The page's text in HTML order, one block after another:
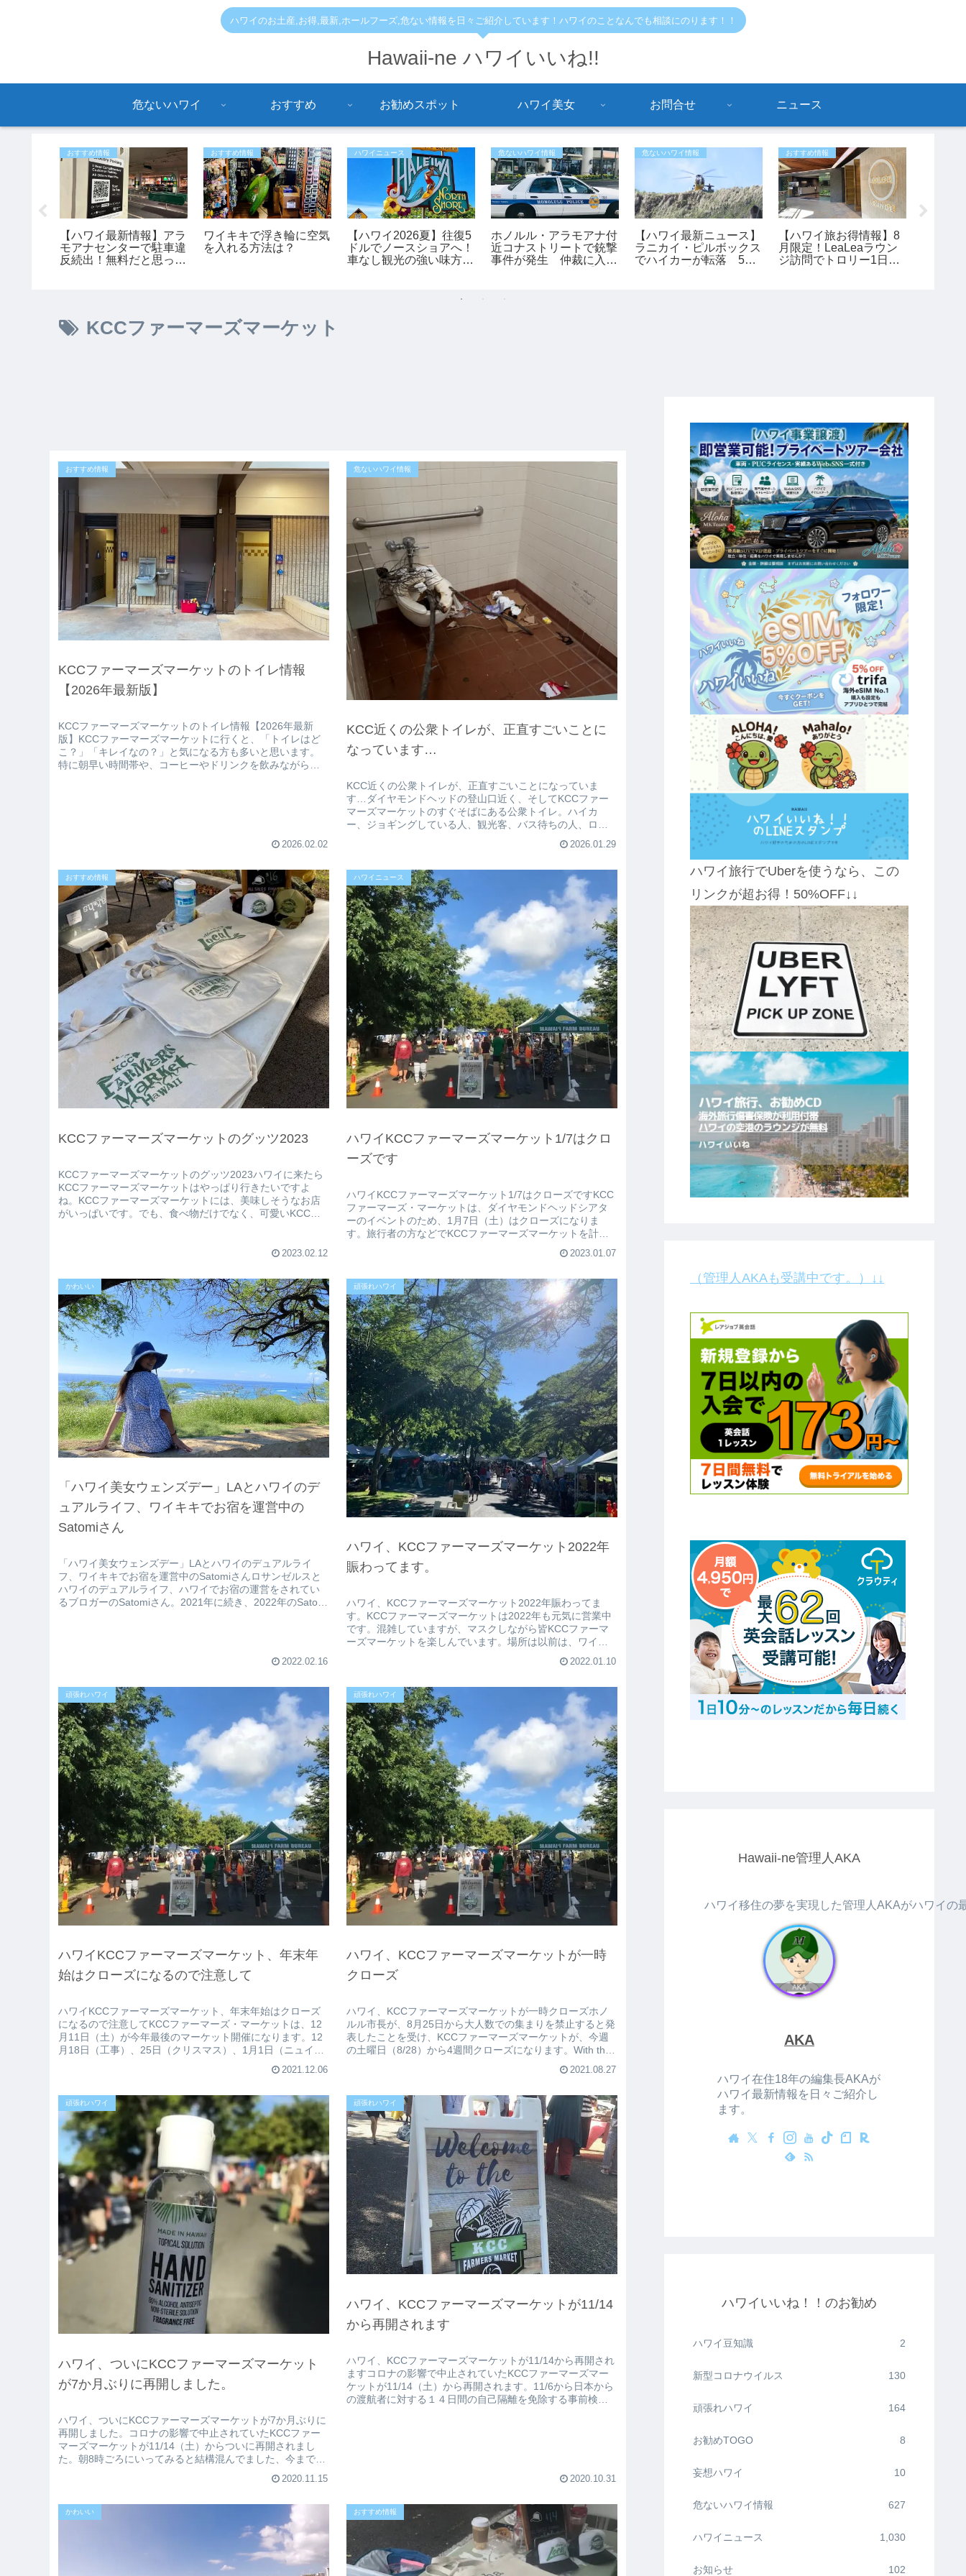
ハワイのお土産,お得,最新,ホールフーズ,危ない情報を日々ご紹介しています！ハワイのことなんでも相談にのります！！
Hawaii-ne ハワイいいね!!
危ないハワイ おすすめ お勧めスポット ハワイ美女 お問合せ ニュース
おすすめ情報
【ハワイ最新情報】アラ
モアナセンターで駐車違
反続出！無料だと思って
おすすめ情報
ワイキキで浮き輪に空気
を入れる方法は？
ハワイニュース
【ハワイ2026夏】往復5
ドルでノースショアへ！
車なし観光の強い味方
危ないハワイ情報
ホノルル・アラモアナ付
近コナストリートで銃撃
事件が発生 仲裁に入っ
危ないハワイ情報
【ハワイ最新ニュース】
ラニカイ・ピルボックス
でハイカーが転落 53
おすすめ情報
【ハワイ旅お得情報】8
月限定！LeaLeaラウン
ジ訪問でトロリー1日乗
KCCファーマーズマーケット
おすすめ情報
KCCファーマーズマーケットのトイレ情報
【2026年最新版】
KCCファーマーズマーケットのトイレ情報【2026年最新
版】KCCファーマーズマーケットに行くと、「トイレはど
こ？」「キレイなの？」と気になる方も多いと思います。
特に朝早い時間帯や、コーヒーやドリンクを飲みながら回
2026.02.02
危ないハワイ情報
KCC近くの公衆トイレが、正直すごいことに
なっています…
KCC近くの公衆トイレが、正直すごいことになっていま
す…ダイヤモンドヘッドの登山口近く、そしてKCCファー
マーズマーケットのすぐそばにある公衆トイレ。ハイカ
ー、ジョギングしている人、観光客、バス待ちの人、ロー
2026.01.29
おすすめ情報
KCCファーマーズマーケットのグッツ2023
KCCファーマーズマーケットのグッツ2023ハワイに来たら
KCCファーマーズマーケットはやっぱり行きたいですよ
ね。KCCファーマーズマーケットには、美味しそうなお店
がいっぱいです。でも、食べ物だけでなく、可愛いKCCフ
2023.02.12
ハワイニュース
ハワイKCCファーマーズマーケット1/7はクロ
ーズです
ハワイKCCファーマーズマーケット1/7はクローズですKCC
ファーマーズ・マーケットは、ダイヤモンドヘッドシアタ
ーのイベントのため、1月7日（土）はクローズになりま
す。旅行者の方などでKCCファーマーズマーケットを計画
2023.01.07
かわいい
「ハワイ美女ウェンズデー」LAとハワイのデ
ュアルライフ、ワイキキでお宿を運営中の
Satomiさん
「ハワイ美女ウェンズデー」LAとハワイのデュアルライ
フ、ワイキキでお宿を運営中のSatomiさんロサンゼルスと
ハワイのデュアルライフ、ハワイでお宿の運営をされてい
るブロガーのSatomiさん。2021年に続き、2022年のSatomi
2022.02.16
頑張れハワイ
ハワイ、KCCファーマーズマーケット2022年
賑わってます。
ハワイ、KCCファーマーズマーケット2022年賑わってま
す。KCCファーマーズマーケットは2022年も元気に営業中
です。混雑していますが、マスクしながら皆KCCファーマ
ーズマーケットを楽しんでいます。場所は以前は、ワイキ
2022.01.10
頑張れハワイ
ハワイKCCファーマーズマーケット、年末年
始はクローズになるので注意して
ハワイKCCファーマーズマーケット、年末年始はクローズ
になるので注意してKCCファーマーズ・マーケットは、12
月11日（土）が今年最後のマーケット開催になります。12
月18日（工事）、25日（クリスマス）、1月1日（ニュイヤ
2021.12.06
頑張れハワイ
ハワイ、KCCファーマーズマーケットが一時
クローズ
ハワイ、KCCファーマーズマーケットが一時クローズホノ
ルル市長が、8月25日から大人数での集まりを禁止すると発
表したことを受け、KCCファーマーズマーケットが、今週
の土曜日（8/28）から4週間クローズになります。With the
2021.08.27
頑張れハワイ
ハワイ、ついにKCCファーマーズマーケット
が7か月ぶりに再開しました。
ハワイ、ついにKCCファーマーズマーケットが7か月ぶりに
再開しました。コロナの影響で中止されていたKCCファー
マーズマーケットが11/14（土）からついに再開されまし
た。朝8時ごろにいってみると結構混んでました、今まで開
2020.11.15
頑張れハワイ
ハワイ、KCCファーマーズマーケットが11/14
から再開されます
ハワイ、KCCファーマーズマーケットが11/14から再開され
ますコロナの影響で中止されていたKCCファーマーズマー
ケットが11/14（土）から再開されます。11/6から日本から
の渡航者に対する１４日間の自己隔離を免除する事前検査
2020.10.31
かわいい おすすめ情報
ハワイ旅行でUberを使うなら、この
リンクが超お得！50%OFF↓↓
（管理人AKAも受講中です。）↓↓
Hawaii-ne管理人AKA
ハワイ移住の夢を実現した管理人AKAがハワイの
AKA
ハワイ在住18年の編集長AKAが
ハワイ最新情報を日々ご紹介し
ます。
ハワイいいね！！のお勧め
ハワイ豆知識 2
新型コロナウイルス 130
頑張れハワイ 164
お勧めTOGO 8
妄想ハワイ 10
危ないハワイ情報 627
ハワイニュース 1,030
お知らせ 102